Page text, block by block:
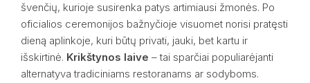
švenčių, kurioje susirenka patys artimiausi žmonės. Po
oficialios ceremonijos bažnyčioje visuomet norisi pratęsti
dieną aplinkoje, kuri būtų privati, jauki, bet kartu ir
išskirtinė. Krikštynos laive – tai sparčiai populiarėjanti
alternatyva tradiciniams restoranams ar sodyboms.